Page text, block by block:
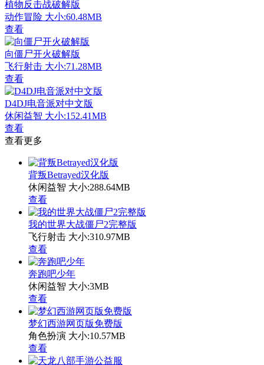
植物反击战破解版
动作冒险 大小:60.48MB
查看
向僵尸开火破解版
飞行射击 大小:71.28MB
查看
D4DJ电音派对中文版
休闲益智 大小:152.41MB
查看
查看更多
背叛Betrayed汉化版
休闲益智 大小:288.64MB
查看
我的世界大战僵尸2完整版
飞行射击 大小:310.97MB
查看
奔跑吧少年
休闲益智 大小:3MB
查看
梦幻西游网页版免费版
角色扮演 大小:10.57MB
查看